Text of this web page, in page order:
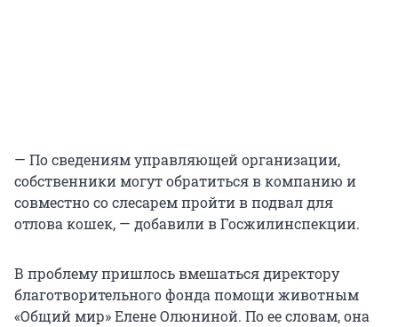
— По сведениям управляющей организации,
собственники могут обратиться в компанию и
совместно со слесарем пройти в подвал для
отлова кошек, — добавили в Госжилинспекции.
В проблему пришлось вмешаться директору
благотворительного фонда помощи животным
«Общий мир» Елене Олюниной. По ее словам, она